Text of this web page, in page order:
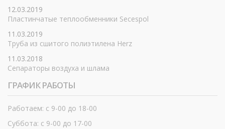
12.03.2019
Пластинчатые теплообменники Secespol
11.03.2019
Труба из сшитого полиэтилена Herz
11.03.2018
Сепараторы воздуха и шлама
ГРАФИК РАБОТЫ
Работаем: с 9-00 до 18-00
Суббота: с 9-00 до 17-00